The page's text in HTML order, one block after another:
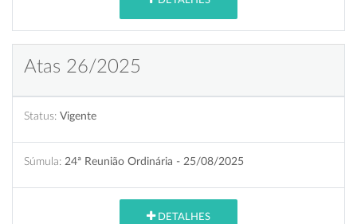
Atas 26/2025
Status: Vigente
Súmula: 24ª Reunião Ordinária - 25/08/2025
DETALHES